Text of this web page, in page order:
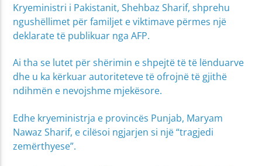
Kryeministri i Pakistanit, Shehbaz Sharif, shprehu
ngushëllimet për familjet e viktimave përmes një
deklarate të publikuar nga AFP.
Ai tha se lutet për shërimin e shpejtë të të lënduarve
dhe u ka kërkuar autoriteteve të ofrojnë të gjithë
ndihmën e nevojshme mjekësore.
Edhe kryeministrja e provincës Punjab, Maryam
Nawaz Sharif, e cilësoi ngjarjen si një “tragjedi
zemërthyese”.